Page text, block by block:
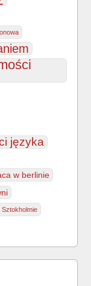
języka
w berlinie
Sztokholmie